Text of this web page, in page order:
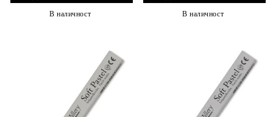
В наличност В наличност